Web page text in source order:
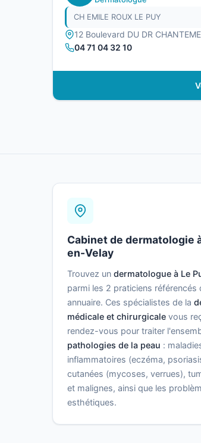
CH EMILE ROUX LE PUY
12 Boulevard DU DR
04 71 04 32 10
Cabinet de dermatologie
en-Velay
Trouvez un dermatologue à Le
parmi les 2 praticiens référencés
annuaire. Ces spécialistes de la
médicale et chirurgicale vous
rendez-vous pour traiter
pathologies de la peau :
inflammatoires (eczéma,
cutanées (mycoses, verrues),
et malignes, ainsi que les
esthétiques.